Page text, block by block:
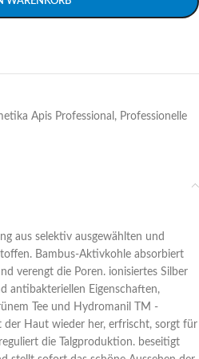
Apis Professional , Professionelle
aus selektiv ausgewählten und
Bambus-Aktivkohle absorbiert
verengt die Poren. ionisiertes Silber
antibakteriellen Eigenschaften,
Tee und Hydromanil TM -
der Haut wieder her, erfrischt, sorgt für
die Talgproduktion. beseitigt